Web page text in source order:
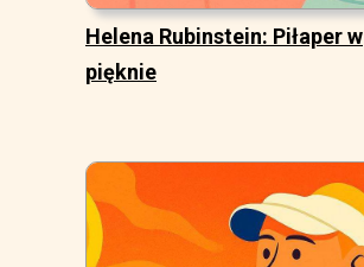
Helena Rubinstein: Piłaper w
pięknie